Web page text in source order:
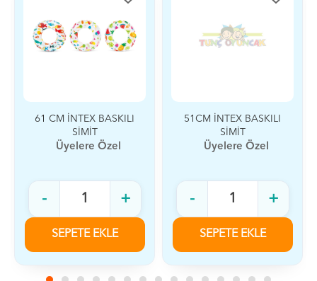
61 CM İNTEX BASKILI
SİMİT
Üyelere Özel
- +
SEPETE EKLE
51CM İNTEX BASKILI
SİMİT
Üyelere Özel
- +
SEPETE EKLE